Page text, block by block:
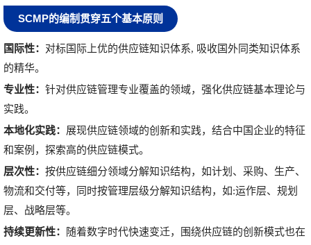
SCMP的编制贯穿五个基本原则
国际性： 对标国际上优的供应链知识体系, 吸收国外同类知识体系
的精华。
专业性： 针对供应链管理专业覆盖的领域，强化供应链基本理论与
实践。
本地化实践： 展现供应链领域的创新和实践，结合中国企业的特征
和案例，探索高的供应链模式。
层次性： 按供应链细分领域分解知识结构，如计划、采购、生产、
物流和交付等，同时按管理层级分解知识结构，如:运作层、规划
层、战略层等。
持续更新性：
随着数字时代快速变迁，围绕供应链的创新模式也在